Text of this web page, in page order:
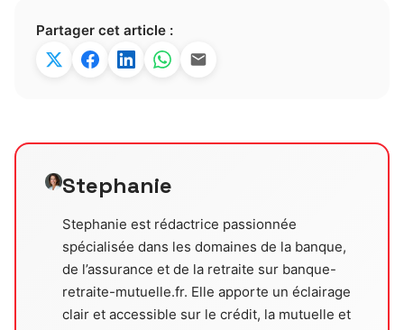
Partager cet article :
Stephanie
Stephanie est rédactrice passionnée
spécialisée dans les domaines de la banque,
de l’assurance et de la retraite sur banque-
retraite-mutuelle.fr. Elle apporte un éclairage
clair et accessible sur le crédit, la mutuelle et